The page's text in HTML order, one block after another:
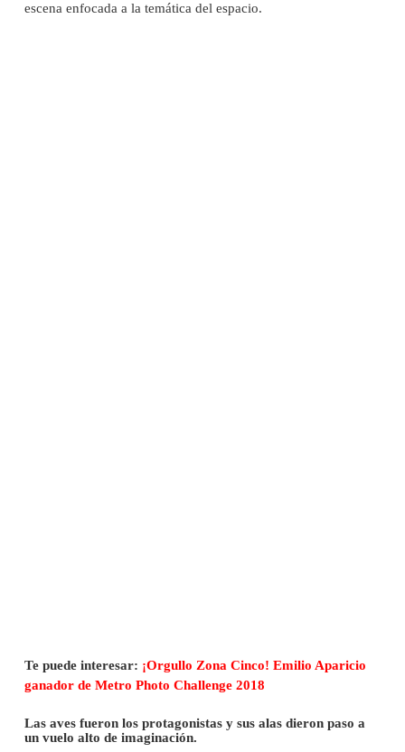
escena enfocada a la temática del espacio.
Te puede interesar: ¡Orgullo Zona Cinco! Emilio Aparicio
ganador de Metro Photo Challenge 2018
Las aves fueron los protagonistas y sus alas dieron paso a
un vuelo alto de imaginación.